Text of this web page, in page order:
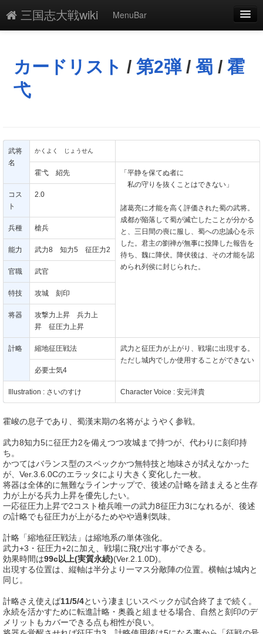
三国志大戦wiki
MenuBar
添付
凍結
一覧
単語検索
カードリスト / 第2弾/ 蜀 / 霍
弋
武将
名
かくよく じょうせん
霍弋 紹先
「平静を保てぬ者に
私の守りを抜くことはできない」
諸葛亮に才能を高く評価された蜀の武将。
成都が陥落して蜀が滅亡したことが分かる
と、三日間の喪に服し、蜀への忠誠心を示
した。君主の劉禅が無事に投降した報告を
待ち、魏に降伏。降伏後は、その才能を認
められ列侯に封じられた。
コス
ト
2.0
兵種 槍兵
能力 武力8 知力5 征圧力2
官職 武官
特技 攻城 刻印
将器
攻撃力上昇 兵力上
昇 征圧力上昇
計略 縮地征圧戦法
武力と征圧力が上がり、戦場に出現する。
ただし城内でしか使用することができない
必要士気4
Illustration : さいのすけ Character Voice : 安元洋貴
霍峻の息子であり、蜀漢末期の名将がようやく参戦。
武力8知力5に征圧力2を備えつつ攻城まで持つが、代わりに刻印持
ち。
かつてはバランス型のスペックかつ無特技と地味さが拭えなかった
が、Ver.3.6.0Cのエラッタにより大きく変化した一枚。
将器は全体的に無難なラインナップで、後述の計略を踏まえると生存
力が上がる兵力上昇を優先したい。
一応征圧力上昇で2コスト槍兵唯一の武力8征圧力3になれるが、後述
の計略でも征圧力が上がるためやや過剰気味。
計略「縮地征圧戦法」は縮地系の単体強化。
武力+3・征圧力+2に加え、戦場に飛び出す事ができる。
効果時間は99c以上(実質永続)(Ver.2.1.0D)。
出現する位置は、縦軸は半分より一マス分敵陣の位置。横軸は城内と
同じ。
計略さえ使えば11/5/4という凄まじいスペックが試合終了まで続く。
永続を活かすために転進計略・奥義と組ませる場合、自然と刻印のデ
メリットもカバーできる点も相性が良い。